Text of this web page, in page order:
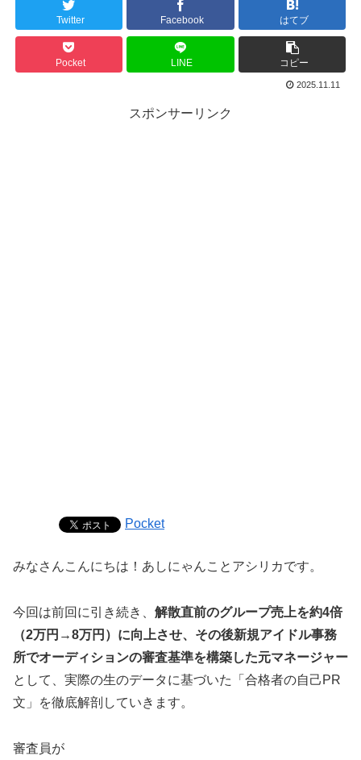
Twitter Facebook はてブ
Pocket LINE コピー
2025.11.11
スポンサーリンク
Pocket
みなさんこんにちは！あしにゃんことアシリカです。
今回は前回に引き続き、 解散直前のグループ売上を約4倍
（2万円→8万円）に向上させ、その後新規アイドル事務
所でオーディションの審査基準を構築した元マネージャー
として、実際の生のデータに基づいた「合格者の自己PR
文」を徹底解剖していきます。
審査員が